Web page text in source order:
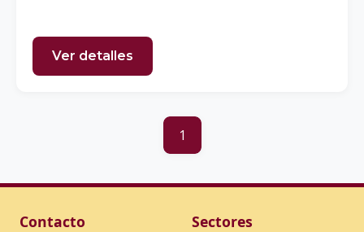
Ver detalles
1
Contacto Sectores